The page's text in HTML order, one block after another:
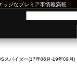
ッジなプレミア車情報満載！
スパイダー(17年06月-19年09月)